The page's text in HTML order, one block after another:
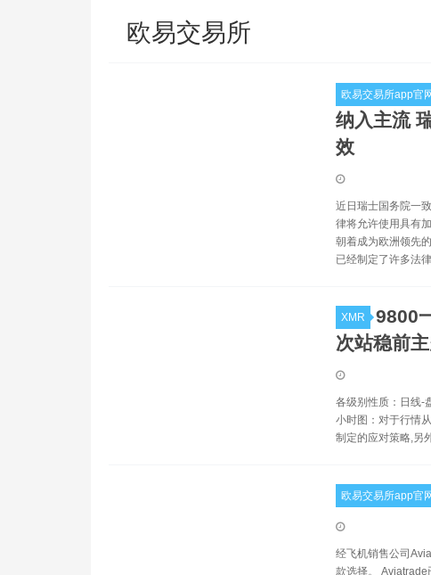
欧易交易所
欧易交易所app官
纳入主流
效
近日瑞士国务院一
律将允许使用具有
朝着成为欧洲领先
已经制定了许多法
XMR
9800
次站稳前
各级别性质：日线-
小时图：对于行情
制定的应对策略,另
欧易交易所app官
经飞机销售公司
款选择。 Aviatrade